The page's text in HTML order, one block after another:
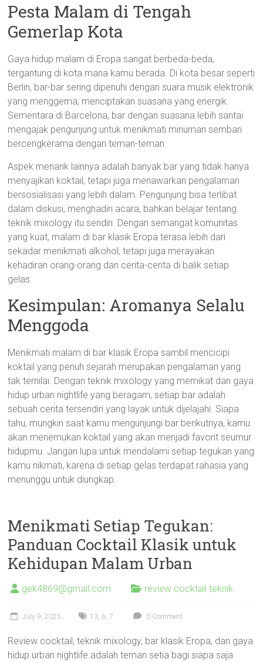
Pesta Malam di Tengah
Gemerlap Kota
Gaya hidup malam di Eropa sangat berbeda-beda,
tergantung di kota mana kamu berada. Di kota besar seperti
Berlin, bar-bar sering dipenuhi dengan suara musik elektronik
yang menggema, menciptakan suasana yang energik.
Sementara di Barcelona, bar dengan suasana lebih santai
mengajak pengunjung untuk menikmati minuman sembari
bercengkerama dengan teman-teman.
Aspek menarik lainnya adalah banyak bar yang tidak hanya
menyajikan koktail, tetapi juga menawarkan pengalaman
bersosialisasi yang lebih dalam. Pengunjung bisa terlibat
dalam diskusi, menghadiri acara, bahkan belajar tentang
teknik mixology itu sendiri. Dengan semangat komunitas
yang kuat, malam di bar klasik Eropa terasa lebih dari
sekadar menikmati alkohol, tetapi juga merayakan
kehadiran orang-orang dan cerita-cerita di balik setiap
gelas.
Kesimpulan: Aromanya Selalu
Menggoda
Menikmati malam di bar klasik Eropa sambil mencicipi
koktail yang penuh sejarah merupakan pengalaman yang
tak ternilai. Dengan teknik mixology yang memikat dan gaya
hidup urban nightlife yang beragam, setiap bar adalah
sebuah cerita tersendiri yang layak untuk dijelajahi. Siapa
tahu, mungkin saat kamu mengunjungi bar berikutnya, kamu
akan menemukan koktail yang akan menjadi favorit seumur
hidupmu. Jangan lupa untuk mendalami setiap tegukan yang
kamu nikmati, karena di setiap gelas terdapat rahasia yang
menunggu untuk diungkap.
Menikmati Setiap Tegukan:
Panduan Cocktail Klasik untuk
Kehidupan Malam Urban
gek4869@gmail.com review cocktail teknik
July 9, 2025 13, 6,7 0 Comment
Review cocktail, teknik mixology, bar klasik Eropa, dan gaya
hidup urban nightlife adalah teman setia bagi siapa saja